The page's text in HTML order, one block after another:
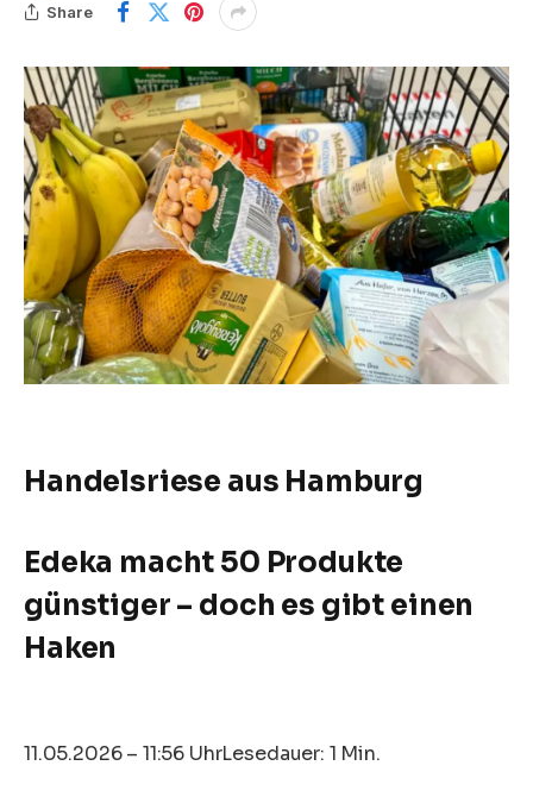
Share
Handelsriese aus Hamburg
Edeka macht 50 Produkte
günstiger – doch es gibt einen
Haken
11.05.2026 – 11:56 UhrLesedauer: 1 Min.